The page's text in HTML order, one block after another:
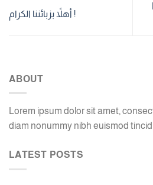
أهلاً بزبائننا الكرام !
ABOUT
Lorem ipsum dolor sit amet,
diam nonummy nibh euismod
LATEST POSTS